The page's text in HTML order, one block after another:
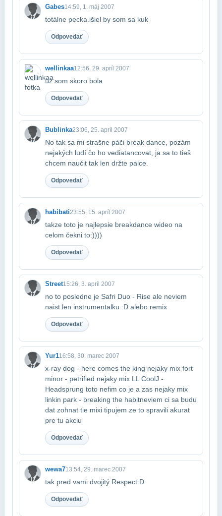
Gabes14:59, 1. máj 2007
totálne pecka.išiel by som sa kuk
Odpovedať
wellinkaa12:56, 29. apríl 2007
uz som skoro bola
Odpovedať
Bublinka23:06, 25. apríl 2007
No tak sa mi strašne páči break dance, pozám
nejakých ludí čo ho vedia​tancovat, ja sa to tieš
chcem naučit tak len držte palce.
Odpovedať
habibati23:55, 15. apríl 2007
takze toto je najlepsie breakdance wideo na
celom čekni to:))))
Odpovedať
Street15:26, 3. apríl 2007
no to posledne je Safri Duo - Rise ale neviem
naist len instrumentalku :D alebo remix
Odpovedať
Yur116:58, 30. marec 2007
x-ray dog - here comes the king nejaky mix fort
minor - petrified nejaky mix LL Cool​J -
Headsprung toto nefim co je a zas nejaky mix
linkin park - breaking the habit​neviem ci sa budu
dat zohnat tie mixi tipujem ze to spravili akurat
pre tu akciu
Odpovedať
wewa713:54, 29. marec 2007
tak pred vami dvojitý Respect:D
Odpovedať